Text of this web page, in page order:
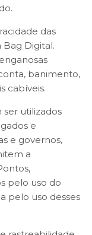
das
Bag Digital.
banimento,
cabíveis.
utilizados
e
e governos,
a
pelo uso do
pelo uso desses